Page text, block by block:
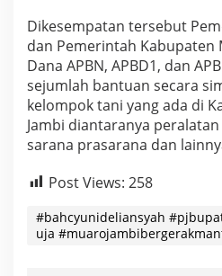
Dikesempatan tersebut
dan Pemerintah Kabupaten
Dana APBN, APBD1, dan
sejumlah bantuan secara
kelompok tani yang ada di
Jambi diantaranya
sarana prasarana dan
Post Views: 258
#bahcyunideliansyah
uja